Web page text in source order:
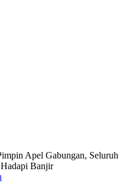
Apel Gabungan, Seluruh
Banjir